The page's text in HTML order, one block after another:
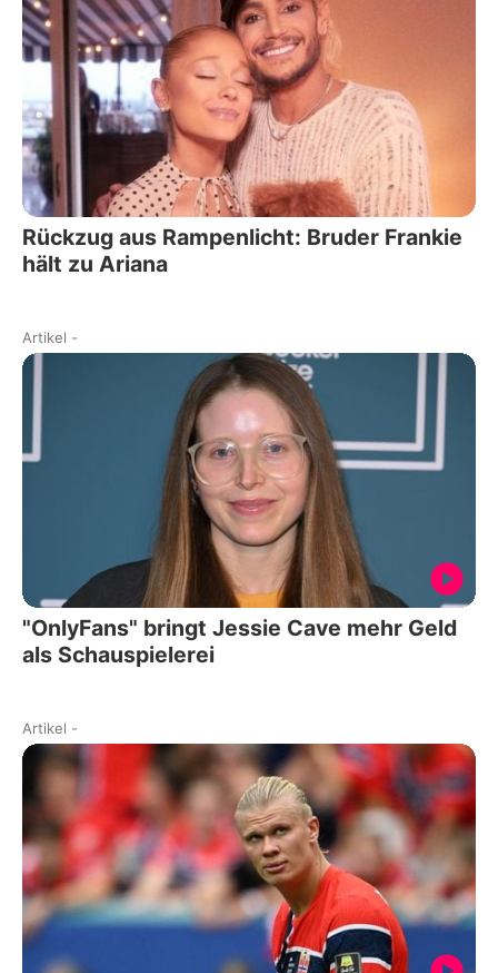
Rückzug aus Rampenlicht: Bruder Frankie
hält zu Ariana
Artikel -
"OnlyFans" bringt Jessie Cave mehr Geld
als Schauspielerei
Artikel -